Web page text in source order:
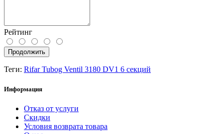
Рейтинг
Продолжить
Теги: Rifar Tubog Ventil 3180 DV1 6 секций
Информация
Отказ от услуги
Скидки
Условия возврата товара